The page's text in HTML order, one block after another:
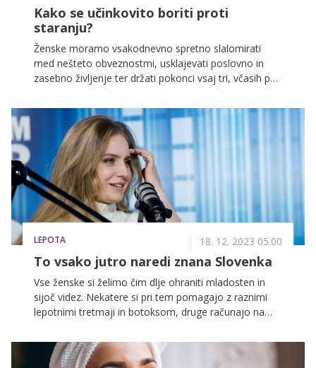
Kako se učinkovito boriti proti
staranju?
Ženske moramo vsakodnevno spretno slalomirati
med nešteto obveznostmi, usklajevati poslovno in
zasebno življenje ter držati pokonci vsaj tri, včasih pa
stresa in neprespanih noči, zato ni čudno, da v kopici
obveznosti pogosto pozabimo nase, na zdrav
življenjski slog in pravilno ter redno nego. Telo nam ne
ostane dolžno. Posledice se začnejo pri večini kazati
že v zgodnjih tridesetih letih – zlasti na obrazu, ki ga
'obiščejo' gubice. Če ne ukrepamo takoj, se začnejo
te poglabljati v gube, koža začne izgubljati volumen in
sijaj ter postaja vse bolj mlahava. Kaj storiti?
LEPOTA 18. 12. 2023 05.00
To vsako jutro naredi znana Slovenka
Vse ženske si želimo čim dlje ohraniti mladosten in
sijoč videz. Nekatere si pri tem pomagajo z raznimi
lepotnimi tretmaji in botoksom, druge računajo na
izdelki. Na dosledno in kakovostno nego prisega tudi
znana slovenska spletna vplivnica, blogerka in